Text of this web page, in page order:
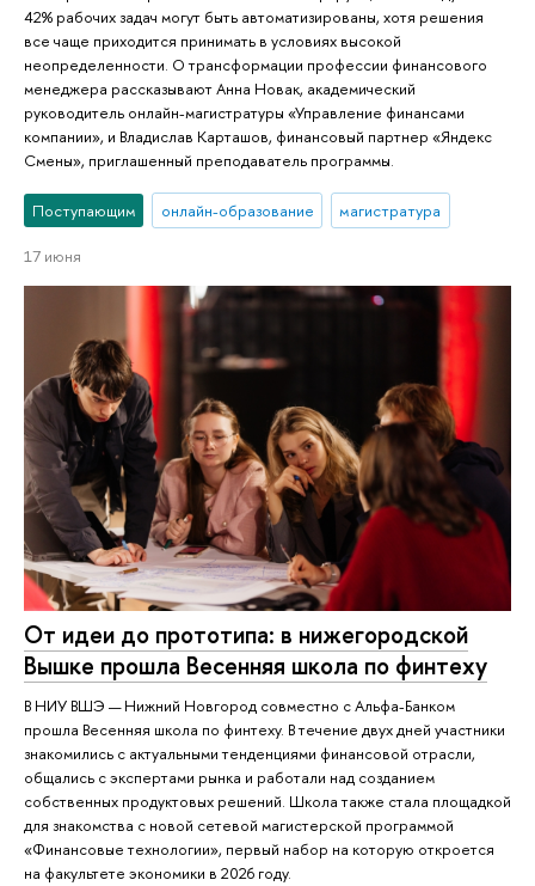
42% рабочих задач могут быть автоматизированы, хотя решения
все чаще приходится принимать в условиях высокой
неопределенности. О трансформации профессии финансового
менеджера рассказывают Анна Новак, академический
руководитель онлайн-магистратуры «Управление финансами
компании», и Владислав Карташов, финансовый партнер «Яндекс
Смены», приглашенный преподаватель программы.
Поступающим онлайн-образование магистратура
17 июня
От идеи до прототипа: в нижегородской
Вышке прошла Весенняя школа по финтеху
В НИУ ВШЭ — Нижний Новгород совместно с Альфа-Банком
прошла Весенняя школа по финтеху. В течение двух дней участники
знакомились с актуальными тенденциями финансовой отрасли,
общались с экспертами рынка и работали над созданием
собственных продуктовых решений. Школа также стала площадкой
для знакомства с новой сетевой магистерской программой
«Финансовые технологии», первый набор на которую откроется
на факультете экономики в 2026 году.